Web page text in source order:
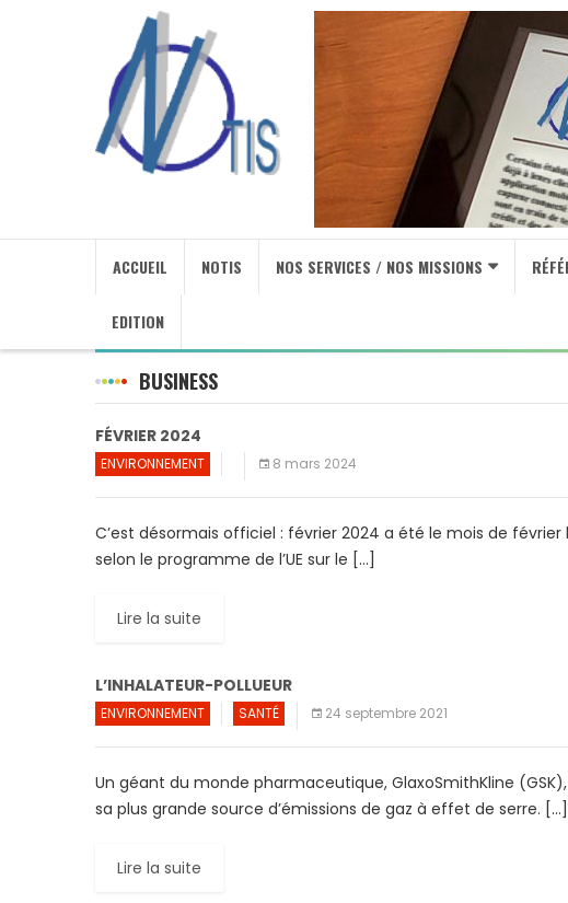
ACCUEIL NOTIS NOS SERVICES / NOS MISSIONS
EDITION
BUSINESS
FÉVRIER 2024
ENVIRONNEMENT 8 mars 2024
C’est désormais officiel : février 2024 a été le mois de
selon le programme de l’UE sur le […]
Lire la suite
L’INHALATEUR-POLLUEUR
ENVIRONNEMENT SANTÉ 24 septembre 2021
Un géant du monde pharmaceutique, GlaxoSmithKline
sa plus grande source d’émissions de gaz à effet de serre. […]
Lire la suite